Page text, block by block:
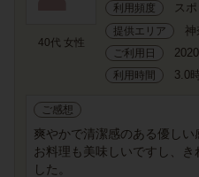
40代 女性
利用頻度
ス
提供エリア 神
ご利用日
利用時間 3.0
ご感想
爽やかで清潔感のある優しい
お料理も美味しいですし、
した。